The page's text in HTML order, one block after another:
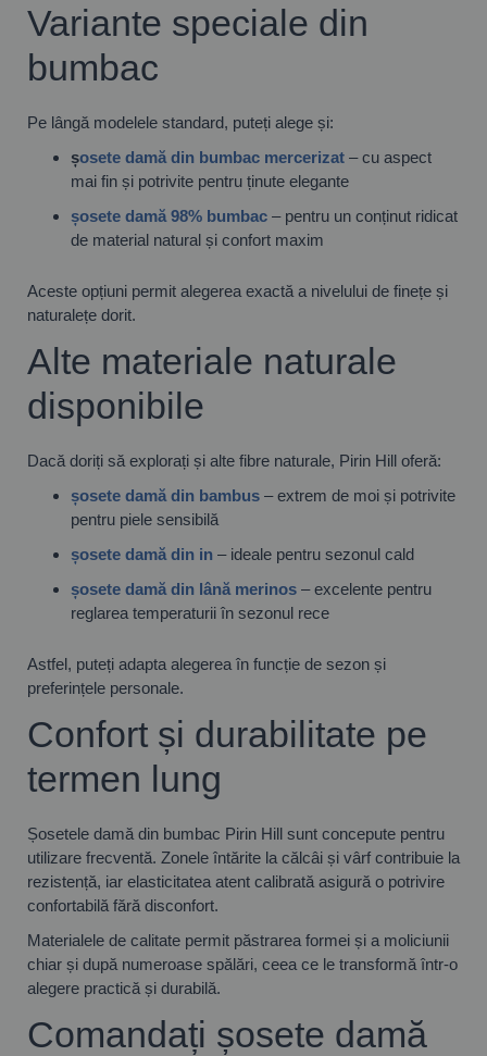
Variante speciale din
bumbac
Pe lângă modelele standard, puteți alege și:
șosete damă din bumbac mercerizat – cu aspect
mai fin și potrivite pentru ținute elegante
șosete damă 98% bumbac – pentru un conținut ridicat
de material natural și confort maxim
Aceste opțiuni permit alegerea exactă a nivelului de finețe și
naturalețe dorit.
Alte materiale naturale
disponibile
Dacă doriți să explorați și alte fibre naturale, Pirin Hill oferă:
șosete damă din bambus – extrem de moi și potrivite
pentru piele sensibilă
șosete damă din in – ideale pentru sezonul cald
șosete damă din lână merinos – excelente pentru
reglarea temperaturii în sezonul rece
Astfel, puteți adapta alegerea în funcție de sezon și
preferințele personale.
Confort și durabilitate pe
termen lung
Șosetele damă din bumbac Pirin Hill sunt concepute pentru
utilizare frecventă. Zonele întărite la călcâi și vârf contribuie la
rezistență, iar elasticitatea atent calibrată asigură o potrivire
confortabilă fără disconfort.
Materialele de calitate permit păstrarea formei și a moliciunii
chiar și după numeroase spălări, ceea ce le transformă într-o
alegere practică și durabilă.
Comandați șosete damă